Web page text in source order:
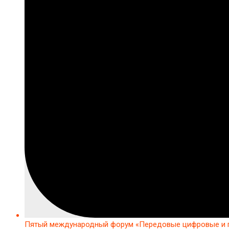
Пятый международный форум «Передовые цифровые и